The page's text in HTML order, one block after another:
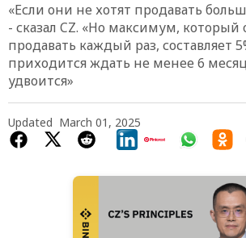
Chia
«Если они не хотят продавать
- сказал CZ. «Но максимум, который
продавать каждый раз, составляет
приходится ждать не менее 6
удвоится»
Updated March 01, 2025